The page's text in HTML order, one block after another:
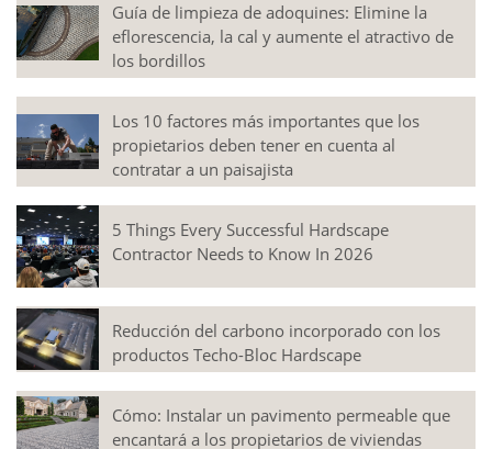
Guía de limpieza de adoquines: Elimine la
eflorescencia, la cal y aumente el atractivo de
los bordillos
Los 10 factores más importantes que los
propietarios deben tener en cuenta al
contratar a un paisajista
5 Things Every Successful Hardscape
Contractor Needs to Know In 2026
Reducción del carbono incorporado con los
productos Techo-Bloc Hardscape
Cómo: Instalar un pavimento permeable que
encantará a los propietarios de viviendas